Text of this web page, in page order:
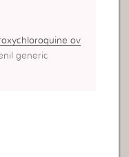
ov
generic